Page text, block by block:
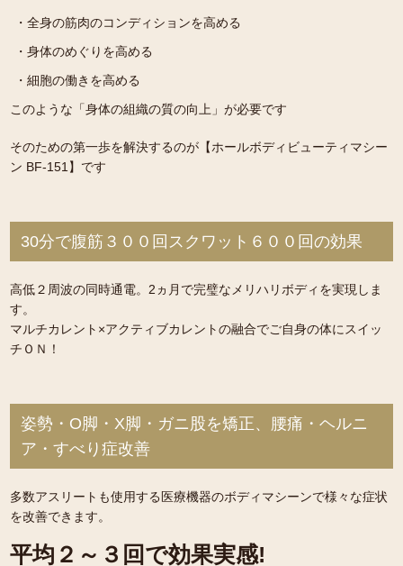
・全身の筋肉のコンディションを高める
・身体のめぐりを高める
・細胞の働きを高める
このような「身体の組織の質の向上」が必要です
そのための第一歩を解決するのが【ホールボディビューティマシー
ン BF-151】です
30分で腹筋３００回スクワット６００回の効果
高低２周波の同時通電。2ヵ月で完璧なメリハリボディを実現しま
す。
マルチカレント×アクティブカレントの融合でご自身の体にスイッ
チＯＮ！
姿勢・O脚・X脚・ガニ股を矯正、腰痛・ヘルニ
ア・すべり症改善
多数アスリートも使用する医療機器のボディマシーンで様々な症状
を改善できます。
平均２～３回で効果実感!